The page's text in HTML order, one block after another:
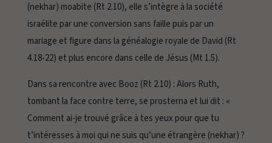
(nekhar) moabite (Rt 2.10), elle s’intègre à la société
israélite par une conversion sans faille puis par un
mariage et figure dans la généalogie royale de David (Rt
4.18-22) et plus encore dans celle de Jésus (Mt 1.5).
Dans sa rencontre avec Booz (Rt 2.10) :Alors Ruth,
tombant la face contre terre, se prosterna et lui dit : «
Comment ai-je trouvé grâce à tes yeux pour que tu
t’intéresses à moi qui ne suis qu’une étrangère (nekhar) ?